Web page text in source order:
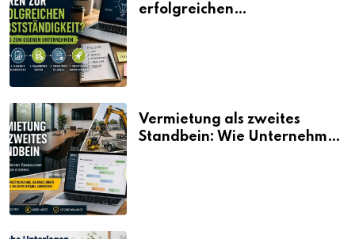
erfolgreichen
Vermietung als zweites
Standbein: Wie Unternehmen